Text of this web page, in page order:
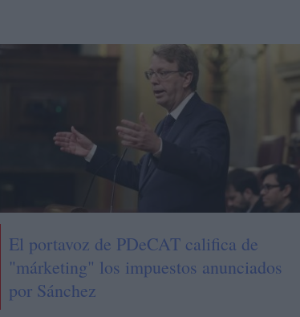
El portavoz de PDeCAT califica de
"márketing" los impuestos anunciados
por Sánchez